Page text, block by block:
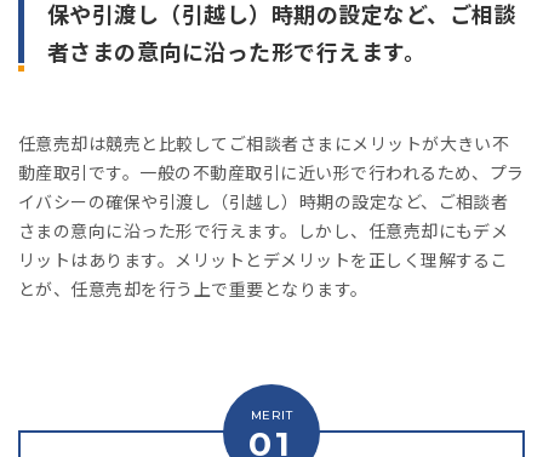
保や引渡し（引越し）時期の設定など、ご相談
者さまの意向に沿った形で行えます。
任意売却は競売と比較してご相談者さまにメリットが大きい不
動産取引です。一般の不動産取引に近い形で行われるため、プラ
イバシーの確保や引渡し（引越し）時期の設定など、ご相談者
さまの意向に沿った形で行えます。しかし、任意売却にもデメ
リットはあります。メリットとデメリットを正しく理解するこ
とが、任意売却を行う上で重要となります。